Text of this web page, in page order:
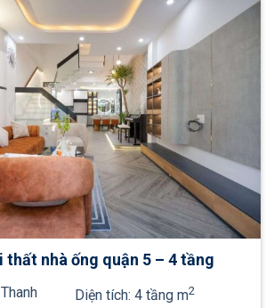
thất nhà ống quận 5 – 4 tầng
Diện tích: 4 tầng m2